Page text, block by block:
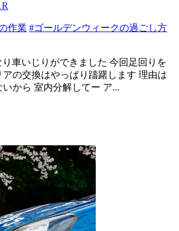
作業 #ゴールデンウィークの過ごし方
車いじりができました 今回足回りを
の交換はやっぱり躊躇します 理由は
から 室内分解してー ア...